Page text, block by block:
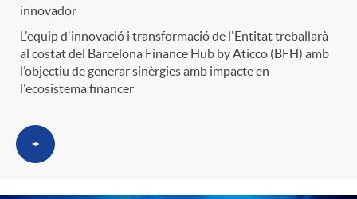
innovador
L'equip d'innovació i transformació de l'Entitat treballarà
al costat del Barcelona Finance Hub by Aticco (BFH) amb
l’objectiu de generar sinèrgies amb impacte en
l'ecosistema financer
+